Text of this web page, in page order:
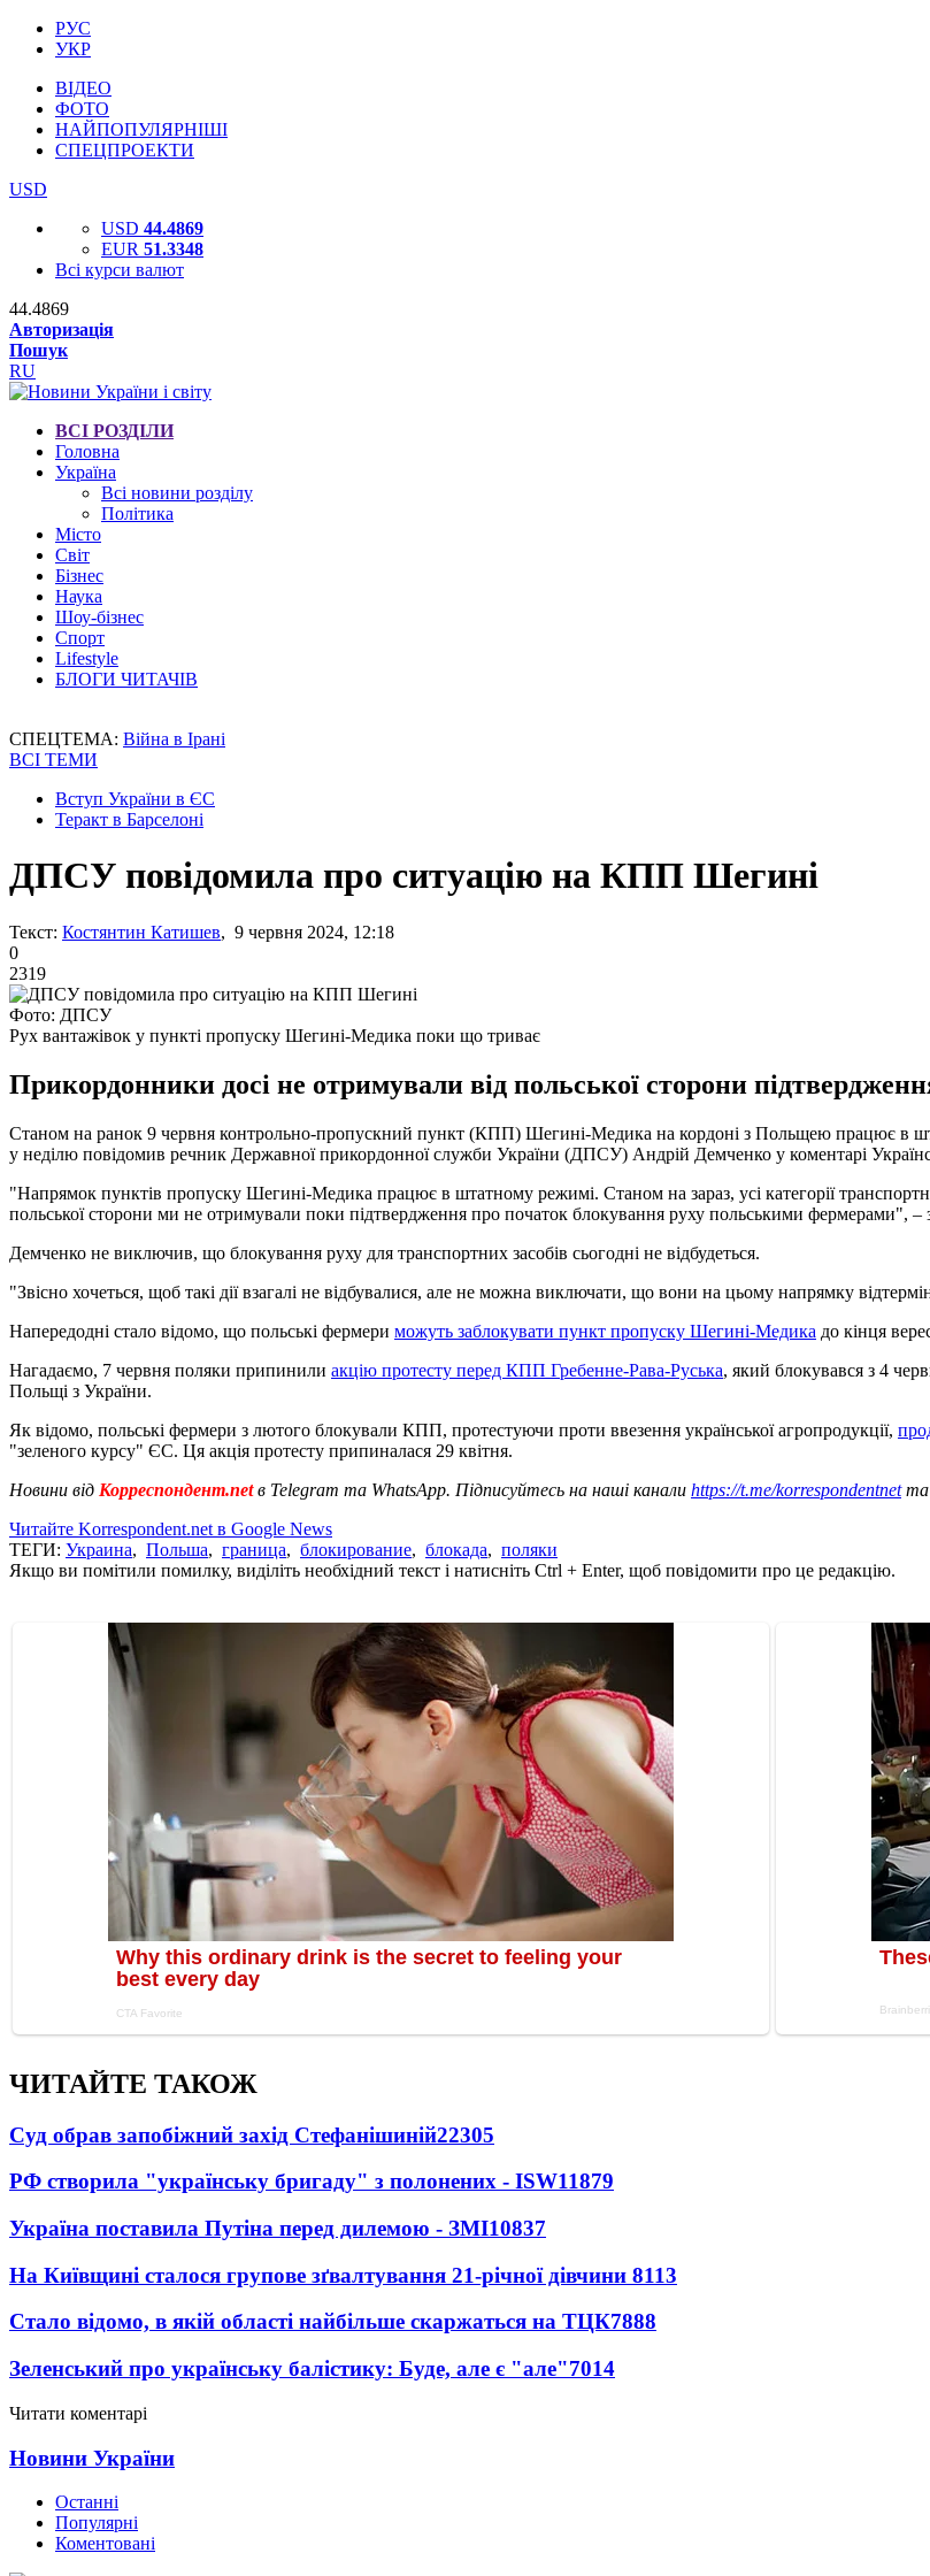
РУС
УКР
ВІДЕО
ФОТО
НАЙПОПУЛЯРНІШІ
СПЕЦПРОЕКТИ
USD
USD 44.4869
EUR 51.3348
Всі курси валют
44.4869
Авторизація
Пошук
RU
ВСІ РОЗДІЛИ
Головна
Україна
Всі новини розділу
Політика
Місто
Світ
Бізнес
Наука
Шоу-бізнес
Спорт
Lifestyle
БЛОГИ ЧИТАЧІВ
СПЕЦТЕМА: Війна в Ірані
ВСІ ТЕМИ
Вступ України в ЄС
Теракт в Барселоні
ДПСУ повідомила про ситуацію на КПП Шегині
Текст: Костянтин Катишев, 9 червня 2024, 12:18
0
2319
Фото: ДПСУ
Рух вантажівок у пункті пропуску Шегині-Медика поки що триває
Прикордонники досі не отримували від польської сторони
Станом на ранок 9 червня контрольно-пропускний пункт (КПП) Шегині-Медика на кордоні з Польщею працює в
у неділю повідомив речник Державної прикордонної служби України (ДПСУ) Андрій Демченко у коментарі
"Напрямок пунктів пропуску Шегині-Медика працює в штатному режимі. Станом на зараз, усі категорії
польської сторони ми не отримували поки підтвердження про початок блокування руху польськими фермерами", –
Демченко не виключив, що блокування руху для транспортних засобів сьогодні не відбудеться.
"Звісно хочеться, щоб такі дії взагалі не відбувалися, але не можна виключати, що вони на цьому напрямку
Напередодні стало відомо, що польські фермери можуть заблокувати пункт пропуску Шегині-Медика до кінця
Нагадаємо, 7 червня поляки припинили акцію протесту перед КПП Гребенне-Рава-Руська, який блокувався з 4
Польщі з України.
Як відомо, польські фермери з лютого блокували КПП, протестуючи проти ввезення української агропродукції,
"зеленого курсу" ЄС. Ця акція протесту припиналася 29 квітня.
Новини від Корреспондент.netв Telegram та WhatsApp. Підписуйтесь на наші канали https://t.me/korrespondentnetта
Читайте Korrespondent.net в Google News
ТЕГИ: Украина, Польша, граница, блокирование, блокада, поляки
Якщо ви помітили помилку, виділіть необхідний текст і натисніть Ctrl + Enter, щоб повідомити про це редакцію.
ЧИТАЙТЕ ТАКОЖ
Суд обрав запобіжний захід Стефанішиній22305
РФ створила "українську бригаду" з полонених - ISW11879
Україна поставила Путіна перед дилемою - ЗМІ10837
На Київщині сталося групове зґвалтування 21-річної дівчини 8113
Стало відомо, в якій області найбільше скаржаться на ТЦК7888
Зеленський про українську балістику: Буде, але є "але"7014
Читати коментарі
Новини України
Останні
Популярні
Коментовані